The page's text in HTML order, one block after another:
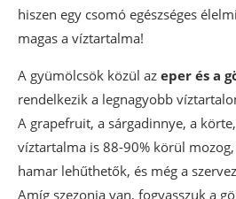
hiszen egy csomó egészséges
magas a víztartalma!
A gyümölcsök közül az eper és a
rendelkezik a legnagyobb
A grapefruit, a sárgadinnye, a
víztartalma is 88-90% körül
hamar lehűthetők, és még a
Amíg szezonja van, fogyasszuk a